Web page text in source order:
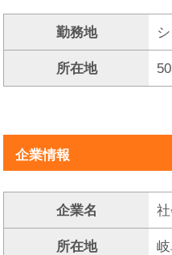
勤務地
所在地
企業情報
企業名
所在地